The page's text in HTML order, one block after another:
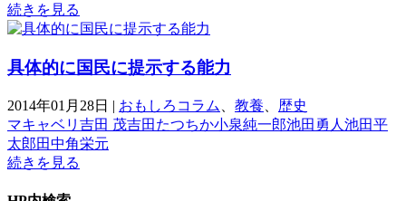
続きを見る
具体的に国民に提示する能力
2014年01月28日 | おもしろコラム 教養
歴史
マキャベリ 吉田 茂吉田たつちか小泉純一郎池田勇人 池田平
太郎田中角栄元
続きを見る